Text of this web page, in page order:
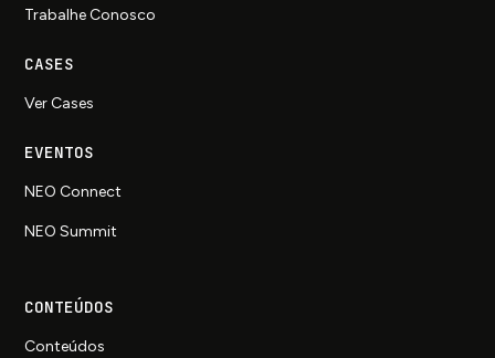
Trabalhe Conosco
CASES
Ver Cases
EVENTOS
NEO Connect
NEO Summit
CONTEÚDOS
Conteúdos